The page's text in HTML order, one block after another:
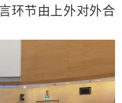
环节由上外对外合